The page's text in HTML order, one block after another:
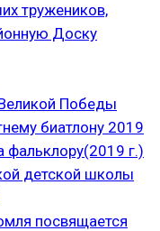
тружеников,
Доску
Победы
биатлону 2019
фальклору(2019 г.)
детской школы
посвящается